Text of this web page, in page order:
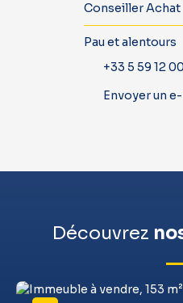
Conseiller Achat
Pau et alentours
+33 5 59 12
Envoyer un
Découvrez